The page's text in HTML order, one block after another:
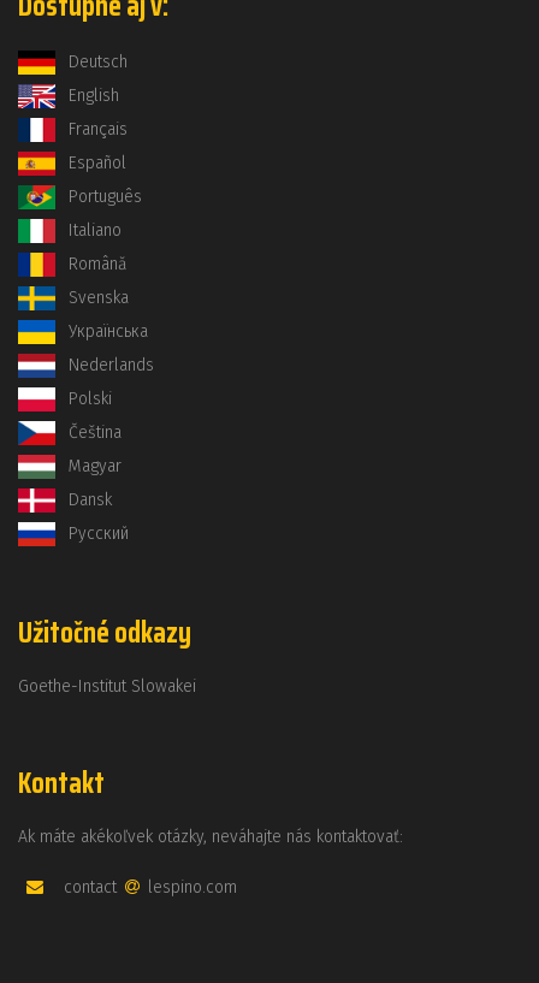
Deutsch
English
Français
Español
Português
Italiano
Română
Svenska
Українська
Nederlands
Polski
Čeština
Magyar
Dansk
Русский
Užitočné odkazy
Goethe-Institut Slowakei
Kontakt
Ak máte akékoľvek otázky, neváhajte nás kontaktovať:
contact lespino.com